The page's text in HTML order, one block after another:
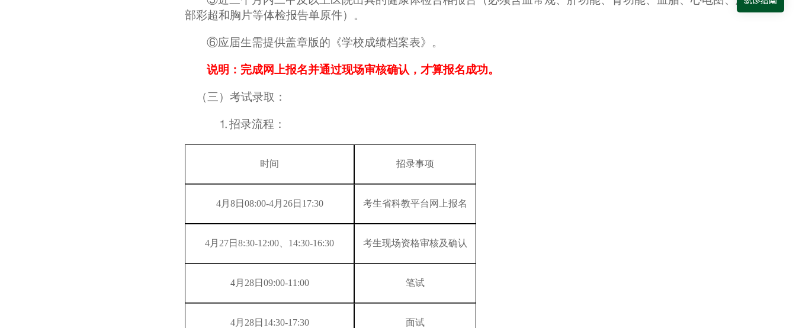
部彩超和胸片等体检报告单原件）。
⑥应届生需提供盖章版的《学校成绩档案表》。
说明 ：完成网上报名并通过现场审核确认，才算报名成功。
（三 ） 考试录取：
⒈招录流程：
时间 招录事项
4月8日08:00-4月26日17:30 考生省科教平台网上报名
4月27日8:30-12:00、14:30-16:30 考生现场资格审核及确认
4月28日09:00-11:00 笔试
4月28日14:30-17:30 面试